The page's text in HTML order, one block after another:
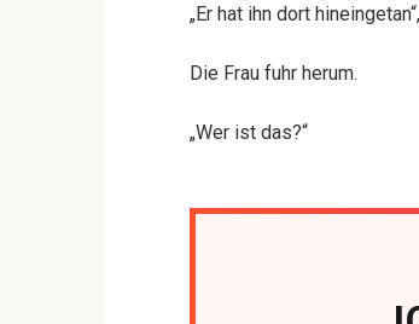
„Er hat ihn dort
Die Frau fuhr herum.
„Wer ist das?“